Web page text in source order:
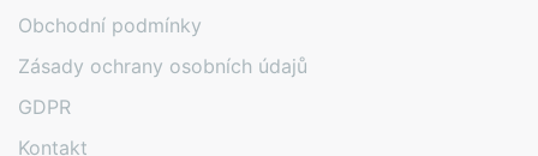
Obchodní podmínky
Zásady ochrany osobních údajů
GDPR
Kontakt